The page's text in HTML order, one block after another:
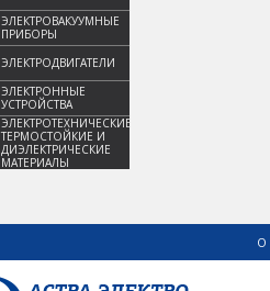
ЭЛЕКТРОВАКУУМНЫЕ
ПРИБОРЫ
ЭЛЕКТРОДВИГАТЕЛИ
ЭЛЕКТРОННЫЕ
УСТРОЙСТВА
ЭЛЕКТРОТЕХНИЧЕСКИЕ,
ТЕРМОСТОЙКИЕ И
ДИЭЛЕКТРИЧЕСКИЕ
МАТЕРИАЛЫ